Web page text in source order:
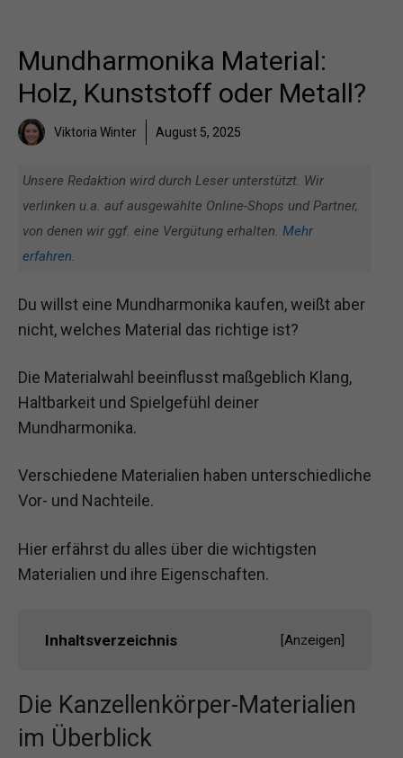
Mundharmonika Material:
Holz, Kunststoff oder Metall?
Viktoria Winter August 5, 2025
Unsere Redaktion wird durch Leser unterstützt. Wir
verlinken u.a. auf ausgewählte Online-Shops und Partner,
von denen wir ggf. eine Vergütung erhalten. Mehr
erfahren.
Du willst eine Mundharmonika kaufen, weißt aber
nicht, welches Material das richtige ist?
Die Materialwahl beeinflusst maßgeblich Klang,
Haltbarkeit und Spielgefühl deiner
Mundharmonika.
Verschiedene Materialien haben unterschiedliche
Vor- und Nachteile.
Hier erfährst du alles über die wichtigsten
Materialien und ihre Eigenschaften.
Inhaltsverzeichnis [Anzeigen]
Die Kanzellenkörper-Materialien
im Überblick